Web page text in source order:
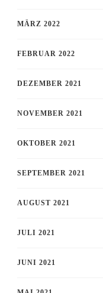
MÄRZ 2022
FEBRUAR 2022
DEZEMBER 2021
NOVEMBER 2021
OKTOBER 2021
SEPTEMBER 2021
AUGUST 2021
JULI 2021
JUNI 2021